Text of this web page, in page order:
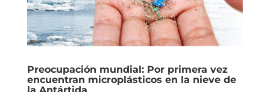
Preocupación mundial: Por primera vez
encuentran microplásticos en la nieve de